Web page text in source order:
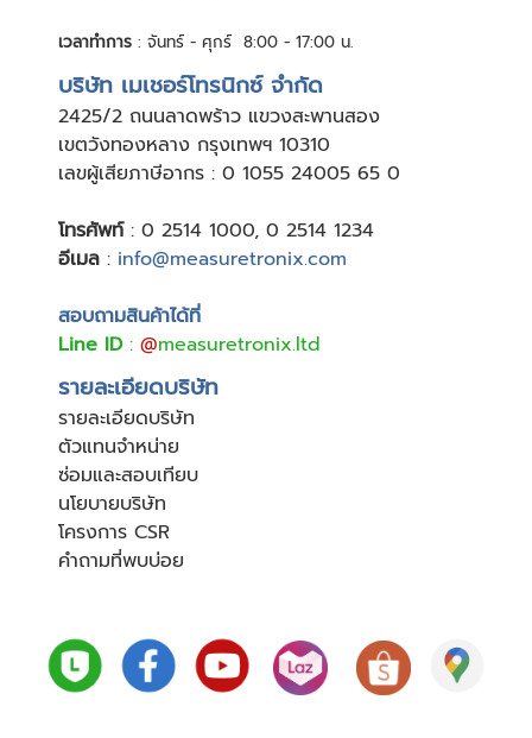
เวลาทำการ : จันทร์ - ศุกร์ 8:00 - 17:00 น.
บริษัท เมเชอร์โทรนิกซ์ จำกัด
2425/2 ถนนลาดพร้าว แขวงสะพานสอง
เขตวังทองหลาง กรุงเทพฯ 10310
เลขผู้เสียภาษีอากร : 0 1055 24005 65 0
โทรศัพท์: 0 2514 1000, 0 2514 1234
อีเมล : info@measuretronix.com
สอบถามสินค้าได้ที่
Line ID: @measuretronix.ltd
รายละเอียดบริษัท
รายละเอียดบริษัท
ตัวแทนจำหน่าย
ซ่อมและสอบเทียบ
นโยบายบริษัท
โครงการ CSR
คำถามที่พบบ่อย